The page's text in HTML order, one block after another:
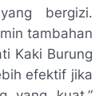
bergizi.
tambahan
Kaki Burung
efektif jika